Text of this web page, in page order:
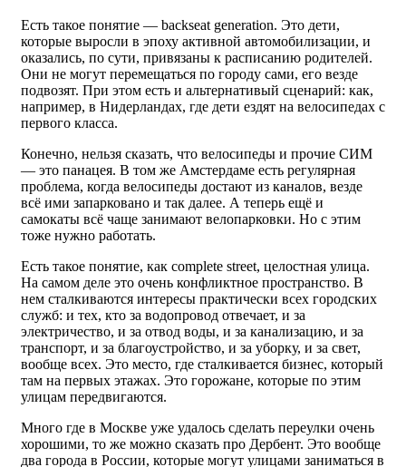
Есть такое понятие — backseat generation. Это дети,
которые выросли в эпоху активной автомобилизации, и
оказались, по сути, привязаны к расписанию родителей.
Они не могут перемещаться по городу сами, его везде
подвозят. При этом есть и альтернативый сценарий: как,
например, в Нидерландах, где дети ездят на велосипедах с
первого класса.
Конечно, нельзя сказать, что велосипеды и прочие СИМ
— это панацея. В том же Амстердаме есть регулярная
проблема, когда велосипеды достают из каналов, везде
всё ими запарковано и так далее. А теперь ещё и
самокаты всё чаще занимают велопарковки. Но с этим
тоже нужно работать.
Есть такое понятие, как complete street, целостная улица.
На самом деле это очень конфликтное пространство. В
нем сталкиваются интересы практически всех городских
служб: и тех, кто за водопровод отвечает, и за
электричество, и за отвод воды, и за канализацию, и за
транспорт, и за благоустройство, и за уборку, и за свет,
вообще всех. Это место, где сталкивается бизнес, который
там на первых этажах. Это горожане, которые по этим
улицам передвигаются.
Много где в Москве уже удалось сделать переулки очень
хорошими, то же можно сказать про Дербент. Это вообще
два города в России, которые могут улицами заниматься в